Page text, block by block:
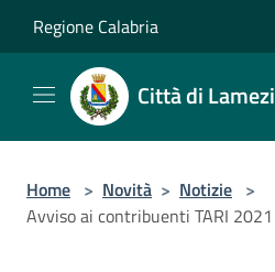
Regione Calabria
Città di
Home > Novità > Notizie >
Avviso ai contribuenti TARI 2021